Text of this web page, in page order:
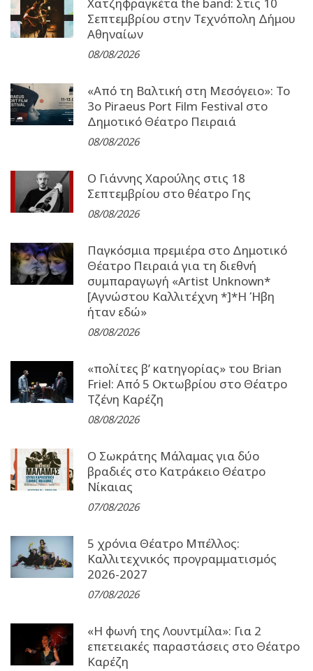
Σεπτεμβρίου στην Τεχνόπολη Δήμου
Αθηναίων
08/08/2026
«Από τη Βαλτική στη Μεσόγειο»: Το
3o Piraeus Port Film Festival στο
Δημοτικό Θέατρο Πειραιά
08/08/2026
Ο Γιάννης Χαρούλης στις 18
Σεπτεμβρίου στο θέατρο Γης
08/08/2026
Παγκόσμια πρεμιέρα στο Δημοτικό
Θέατρο Πειραιά για τη διεθνή
συμπαραγωγή «Artist Unknown*
[Αγνώστου Καλλιτέχνη *]*Η Ήβη
ήταν εδώ»
08/08/2026
«πολίτες β’ κατηγορίας» του Brian
Friel: Από 5 Οκτωβρίου στο Θέατρο
Τζένη Καρέζη
08/08/2026
Ο Σωκράτης Μάλαμας για δύο
βραδιές στο Κατράκειο Θέατρο
Νίκαιας
07/08/2026
5 χρόνια Θέατρο Μπέλλος:
Καλλιτεχνικός προγραμματισμός
2026-2027
07/08/2026
«Η φωνή της Λουντμίλα»: Για 2
επετειακές παραστάσεις στο Θέατρο
Καρέζη